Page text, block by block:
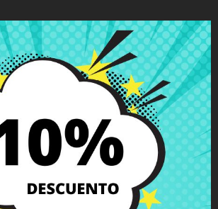
Descripción
Detalles del producto
Grados
Comentarios